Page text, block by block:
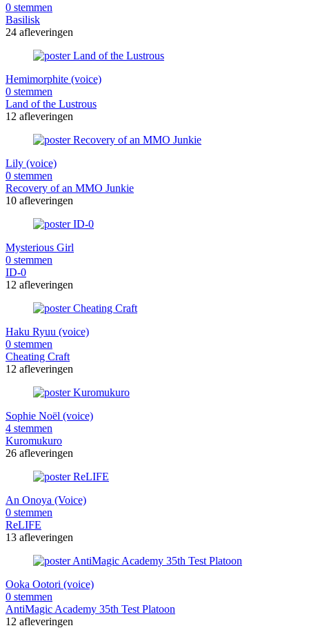
0 stemmen
Basilisk
24 afleveringen
Hemimorphite (voice)
0 stemmen
Land of the Lustrous
12 afleveringen
Lily (voice)
0 stemmen
Recovery of an MMO Junkie
10 afleveringen
Mysterious Girl
0 stemmen
ID-0
12 afleveringen
Haku Ryuu (voice)
0 stemmen
Cheating Craft
12 afleveringen
Sophie Noël (voice)
4 stemmen
Kuromukuro
26 afleveringen
An Onoya (Voice)
0 stemmen
ReLIFE
13 afleveringen
Ooka Ootori (voice)
0 stemmen
AntiMagic Academy 35th Test Platoon
12 afleveringen